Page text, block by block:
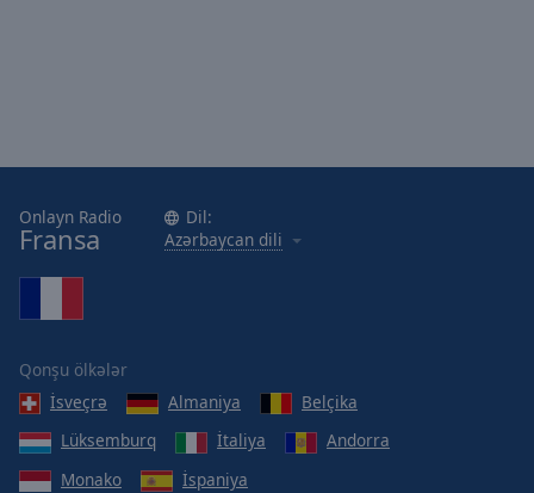
Onlayn Radio
Fransa
Dil:
Azərbaycan dili
Qonşu ölkələr
İsveçrə
Almaniya
Belçika
Lüksemburq
İtaliya
Andorra
Monako
İspaniya